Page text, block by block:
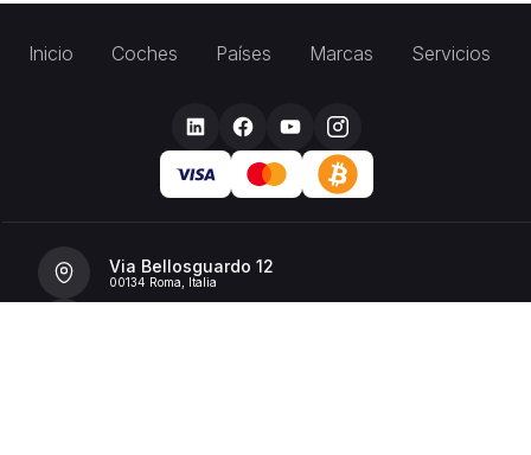
Inicio Coches Países Marcas Servicios
Via Bellosguardo 12
00134 Roma, Italia